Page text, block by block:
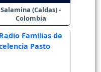
Salamina (Caldas) -
Colombia